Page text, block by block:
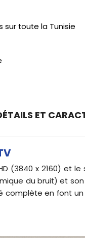
sur toute la Tunisie
ET
(3840 x 2160) et
du bruit) et
en font